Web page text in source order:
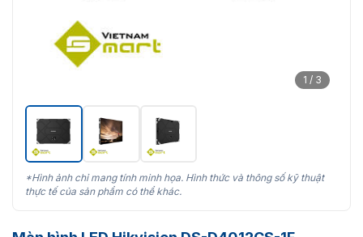
1 / 3
*Hình ảnh chỉ mang tính minh họa. Hình thức và thông số kỹ thuật
thực tế của sản phẩm có thể khác.